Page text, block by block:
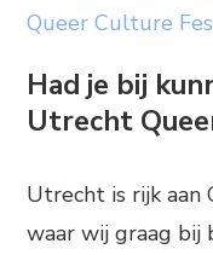
Had je bij
Utrecht
Utrecht is rijk aan
waar wij graag bij